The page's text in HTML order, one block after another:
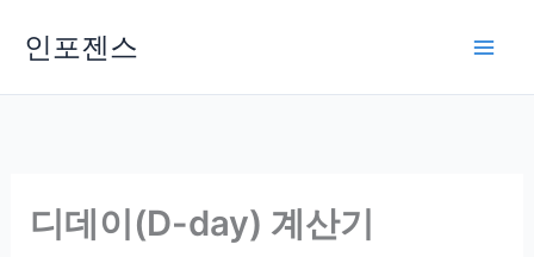
인포젠스
디데이(D-day) 계산기